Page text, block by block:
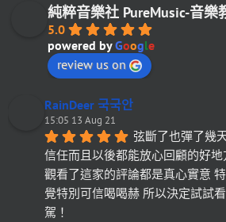
純粹音樂社 PureMusic-音樂
5.0
powered byGoogle
review us on
RainDeer 국국안
15:05 13 Aug 21
弦斷了也彈了幾
信任而且以後都能放心回顧的好
觀看了這家的評論都是真心實意
覺特別可信喝喝赫 所以決定試試
駕！